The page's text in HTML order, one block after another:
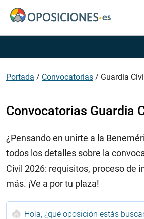
Portada / Convocatorias / Guardia
Convocatorias Guardia
¿Pensando en unirte a la
todos los detalles sobre la
Civil 2026: requisitos, proceso de
más. ¡Ve a por tu plaza!